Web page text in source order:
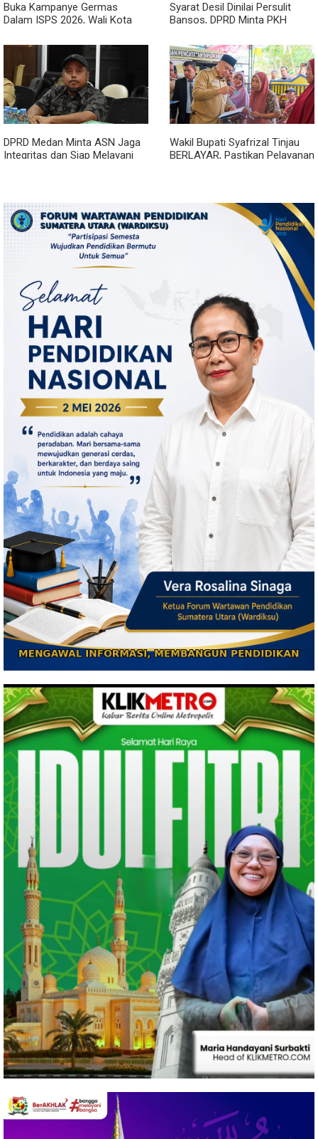
Buka Kampanye Germas
Dalam ISPS 2026, Wali Kota
Penurunan Stunting
Syarat Desil Dinilai Persulit
Bansos, DPRD Minta PKH
DPRD Medan Minta ASN Jaga
Integritas dan Siap Melayani
Wakil Bupati Syafrizal Tinjau
BERLAYAR, Pastikan Pelayanan